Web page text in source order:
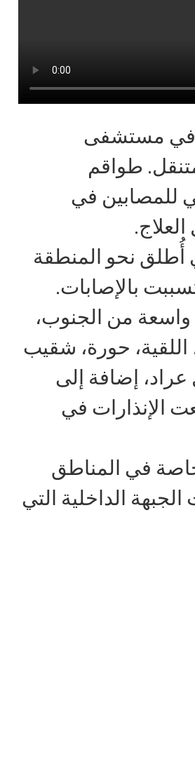
في مستشفى
طواقم
للمصابين في
أُطلق نحو المنطقة
بالإصابات.
الساعة 14:43 في مناطق واسعة من الجنوب،
اللقية، حورة، شقيب
إضافة إلى
الإنذارات في
في المناطق
الداخلية التي